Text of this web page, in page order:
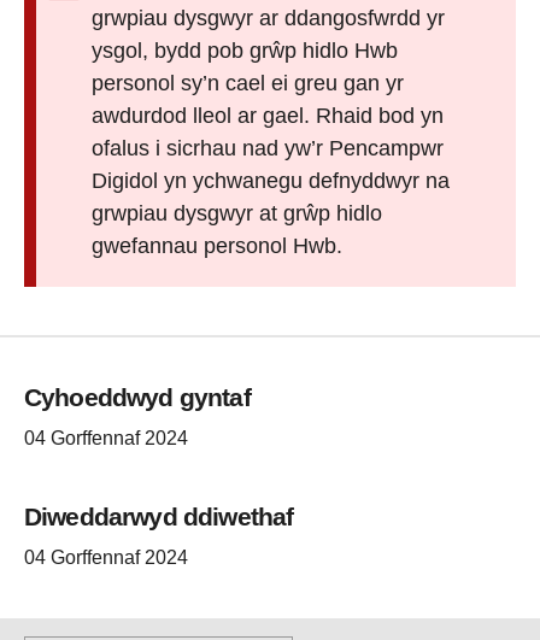
grwpiau dysgwyr ar ddangosfwrdd yr
ysgol, bydd pob grŵp hidlo Hwb
personol sy’n cael ei greu gan yr
awdurdod lleol ar gael. Rhaid bod yn
ofalus i sicrhau nad yw’r Pencampwr
Digidol yn ychwanegu defnyddwyr na
grwpiau dysgwyr at grŵp hidlo
gwefannau personol Hwb.
Cyhoeddwyd gyntaf
04 Gorffennaf 2024
Diweddarwyd ddiwethaf
04 Gorffennaf 2024